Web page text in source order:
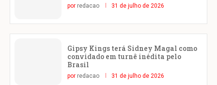
por redacao 31 de julho de 2026
Gipsy Kings terá Sidney Magal como
convidado em turnê inédita pelo
Brasil
por redacao 31 de julho de 2026